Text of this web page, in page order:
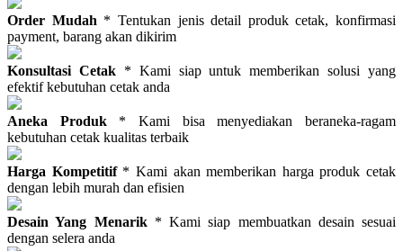
Order Mudah * Tentukan jenis detail produk cetak, konfirmasi
payment, barang akan dikirim
Konsultasi Cetak* Kami siap untuk memberikan solusi yang
efektif kebutuhan cetak anda
Aneka Produk * Kami bisa menyediakan beraneka-ragam
kebutuhan cetak kualitas terbaik
Harga Kompetitif* Kami akan memberikan harga produk cetak
dengan lebih murah dan efisien
Desain Yang Menarik* Kami siap membuatkan desain sesuai
dengan selera anda